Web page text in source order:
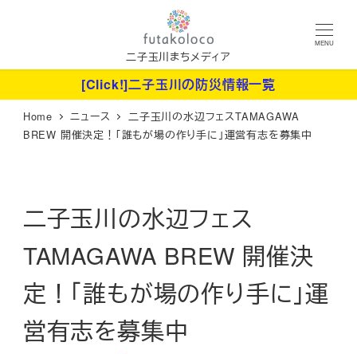
ン
二子玉川まちメディア
MENU
[Click!]二子玉川の防災情報一覧
Home ニュース
二子玉川の水辺フェスTAMAGAWA
BREW 開催決定！「誰もが場の作り手に」運営有志を募集中
二子玉川の水辺フェス
TAMAGAWA BREW 開催決
定！「誰もが場の作り手に」運
営有志を募集中